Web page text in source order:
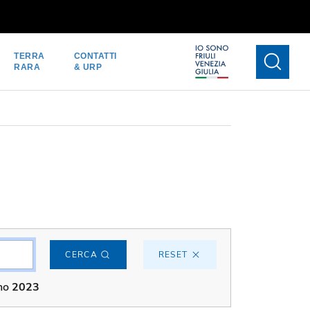
TERRA
RARA
CONTATTI
& URP
CERCA RESET
2023